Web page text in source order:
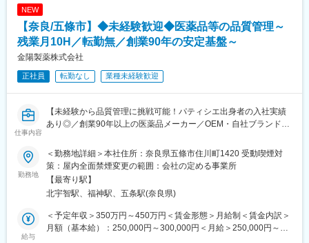
・指定医薬部外品「Angelica」シリーズ（和漢栄養ドリンク）
・「ギガントスD3000プラス」
・婦人薬「ジンホル」など
ほか、自衛隊関連商品など特徴的な製品も展開しています。奈良
■組織構成：
工場全体では27名が在籍しており、そのうち生産管理部門は9名
す。
■教育体制
入社後は担当社員によるマンツーマン教育を実施します。まずは
などから段階的に担当いただきます。
一人ひとりの習熟度に合わせてサポートを行うため、生産管理未
NEW
【奈良/五條市】◆未経験歓迎◆医薬品等の品質管理～
残業月10H／転勤無／創業90年の安定基盤～
金陽製薬株式会社
正社員 転勤なし 業種未経験歓迎
仕事内容
【未経験から品質管理に挑戦可能！パティシエ出身者の入社実績
あり◎／創業90年以上の医薬品メーカー／OEM・自社ブランド製
■仕事内容
健康・美容ドリンクや漢方関連製品を手掛ける当社にて、品質管
理業務をお任せします。
品質管理とは、製品がお客様のもとへ安全に届くよう品質を守る
仕事です。栄養ドリンクや漢方関連製品などの品質を支えなが
ら、将来的には商品開発に関わる業務へ挑戦することも可能で
勤務地
＜勤務地詳細＞本社住所：奈良県五條市住川町1420 受動喫煙対
策：屋内全面禁煙変更の範囲：会社の定める事業所
【最寄り駅】
北宇智駅、福神駅、五条駅(奈良県)
給与
＜予定年収＞350万円～450万円＜賃金形態＞月給制＜賃金内訳＞
月額（基本給）：250,000円～300,000円＜月給＞250,000円～